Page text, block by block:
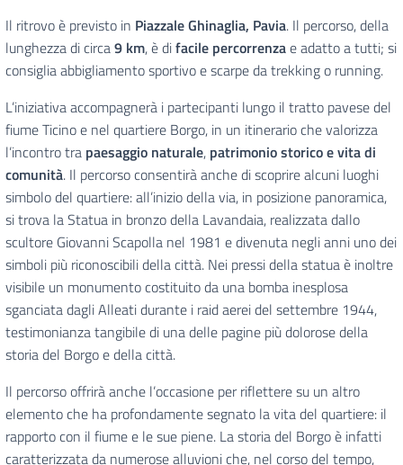
Il ritrovo è previsto in Piazzale Ghinaglia, Pavia. Il percorso, della
lunghezza di circa9 km, è difacile percorrenzae adatto a tutti; si
consiglia abbigliamento sportivo e scarpe da trekking o running.
L’iniziativa accompagnerà i partecipanti lungo il tratto pavese del
fiume Ticino e nel quartiere Borgo, in un itinerario che valorizza
l’incontro tra paesaggio naturale, patrimonio storico e vita di
comunità. Il percorso consentirà anche di scoprire alcuni luoghi
simbolo del quartiere: all’inizio della via, in posizione panoramica,
si trova la Statua in bronzo della Lavandaia, realizzata dallo
scultore Giovanni Scapolla nel 1981 e divenuta negli anni uno dei
simboli più riconoscibili della città. Nei pressi della statua è inoltre
visibile un monumento costituito da una bomba inesplosa
sganciata dagli Alleati durante i raid aerei del settembre 1944,
testimonianza tangibile di una delle pagine più dolorose della
storia del Borgo e della città.
Il percorso offrirà anche l’occasione per riflettere su un altro
elemento che ha profondamente segnato la vita del quartiere: il
rapporto con il fiume e le sue piene. La storia del Borgo è infatti
caratterizzata da numerose alluvioni che, nel corso del tempo,